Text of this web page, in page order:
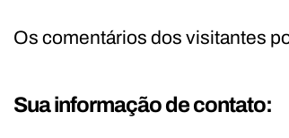
Os comentários dos visitantes
Sua informação de contato: